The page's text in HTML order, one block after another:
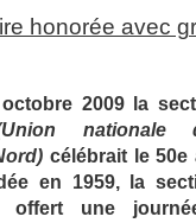
honorée avec
octobre 2009 la
nationale
célébrait le 50e
en 1959, la
offert une